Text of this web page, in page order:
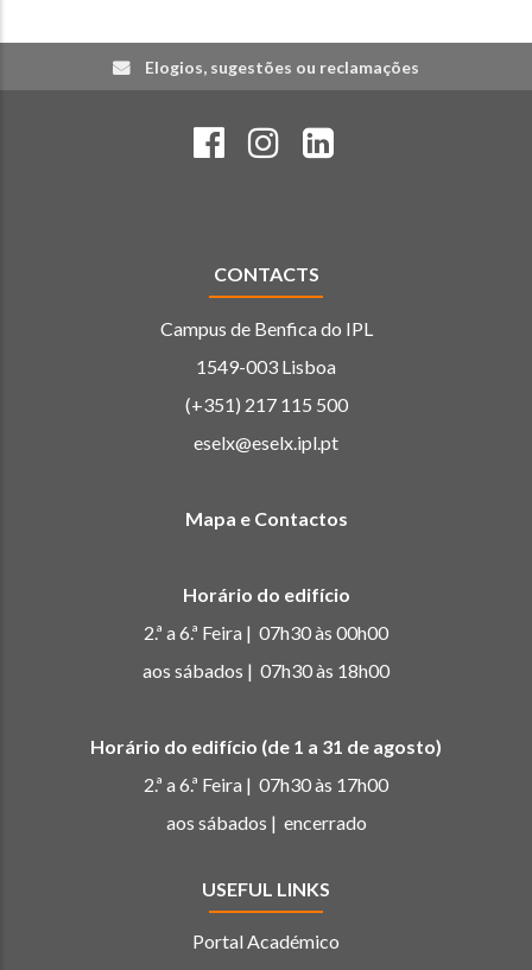
Elogios, sugestões ou reclamações
CONTACTS
Campus de Benfica do IPL
1549-003 Lisboa
(+351) 217 115 500
eselx@eselx.ipl.pt
Mapa e Contactos
Horário do edifício
2.ª a 6.ª Feira | 07h30 às 00h00
aos sábados | 07h30 às 18h00
Horário do edifício (de 1 a 31 de agosto)
2.ª a 6.ª Feira | 07h30 às 17h00
aos sábados | encerrado
USEFUL LINKS
Portal Académico